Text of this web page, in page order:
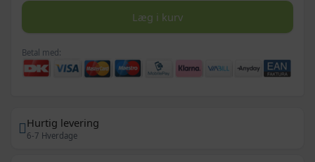
Læg i kurv
Betal med:
Hurtig levering
6-7 Hverdage